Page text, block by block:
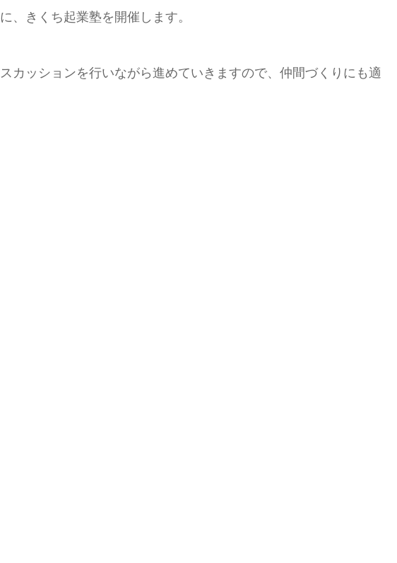
、きくち起業塾を開催します。
カッションを行いながら進めていきますので、仲間づくりにも適